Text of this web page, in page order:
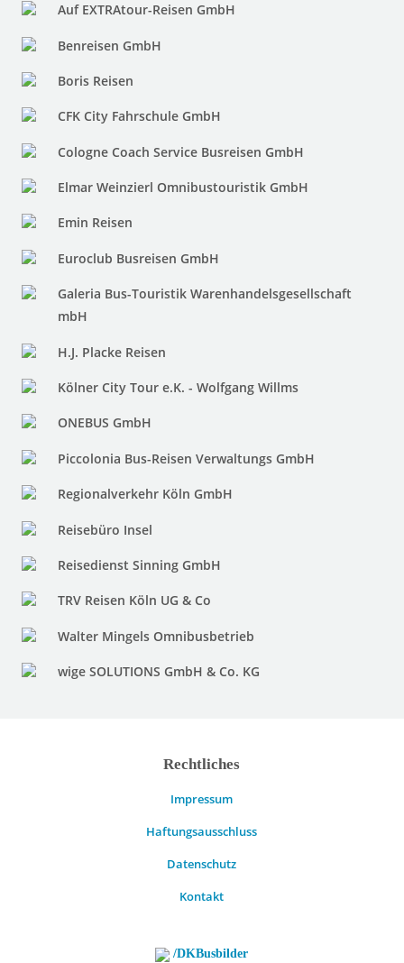
Auf EXTRAtour-Reisen GmbH
Benreisen GmbH
Boris Reisen
CFK City Fahrschule GmbH
Cologne Coach Service Busreisen GmbH
Elmar Weinzierl Omnibustouristik GmbH
Emin Reisen
Euroclub Busreisen GmbH
Galeria Bus-Touristik Warenhandelsgesellschaft
mbH
H.J. Placke Reisen
Kölner City Tour e.K. - Wolfgang Willms
ONEBUS GmbH
Piccolonia Bus-Reisen Verwaltungs GmbH
Regionalverkehr Köln GmbH
Reisebüro Insel
Reisedienst Sinning GmbH
TRV Reisen Köln UG & Co
Walter Mingels Omnibusbetrieb
wige SOLUTIONS GmbH & Co. KG
Rechtliches
Impressum
Haftungsausschluss
Datenschutz
Kontakt
/DKBusbilder